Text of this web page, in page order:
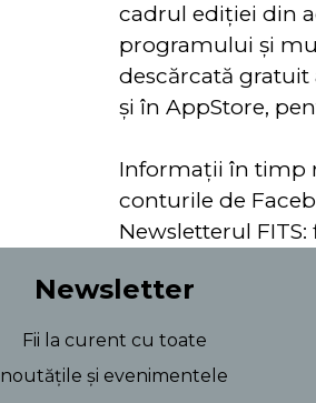
cadrul ediţiei din
programului şi
descărcată gratuit
și în AppStore,
Informații în timp
conturile de
Newsletterul
Newsletter
Fii la curent cu toate
noutățile și evenimentele